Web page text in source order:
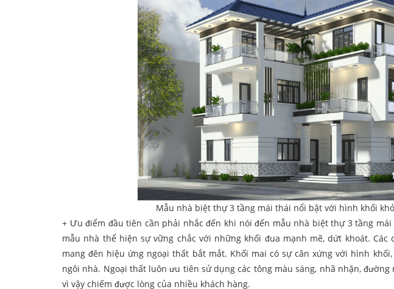
Mẫu nhà biệt thự 3 tầng mái thái nổi bật với hình khối
+ Ưu điểm đầu tiên cần phải nhắc đến khi nói đến mẫu nhà biệt thự 3 tầng
mẫu nhà thể hiện sự vững chắc với những khối đua mạnh mẽ, dứt khoát.
mang đên hiệu ứng ngoại thất bắt mắt. Khối mai có sự cân xứng với hình
ngôi nhà. Ngoại thất luôn ưu tiên sử dụng các tông màu sáng, nhã nhặn,
vì vậy chiếm được lòng của nhiều khách hàng.